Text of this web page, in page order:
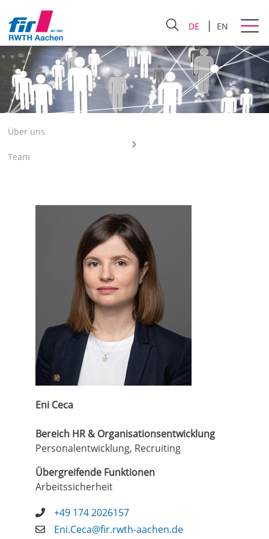
DE EN
Über uns
Team
Eni Ceca
Bereich HR & Organisationsentwicklung
Personalentwicklung, Recruiting
Übergreifende Funktionen
Arbeitssicherheit
+49 174 2026157
Eni.Ceca@fir.rwth-aachen.de